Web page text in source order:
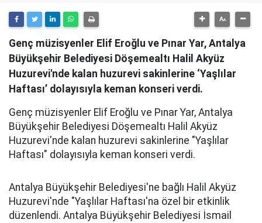
Genç müzisyenler Elif Eroğlu ve Pınar Yar, Antalya
Büyükşehir Belediyesi Döşemealtı Halil Akyüz
Huzurevi'nde kalan huzurevi sakinlerine ‘Yaşlılar
Haftası’ dolayısıyla keman konseri verdi.
Genç müzisyenler Elif Eroğlu ve Pınar Yar, Antalya
Büyükşehir Belediyesi Döşemealtı Halil Akyüz
Huzurevi'nde kalan huzurevi sakinlerine "Yaşlılar
Haftası" dolayısıyla keman konseri verdi.
Antalya Büyükşehir Belediyesi'ne bağlı Halil Akyüz
Huzurevi'nde "Yaşlılar Haftası'na özel bir etkinlik
düzenlendi. Antalya Büyükşehir Belediyesi İsmail